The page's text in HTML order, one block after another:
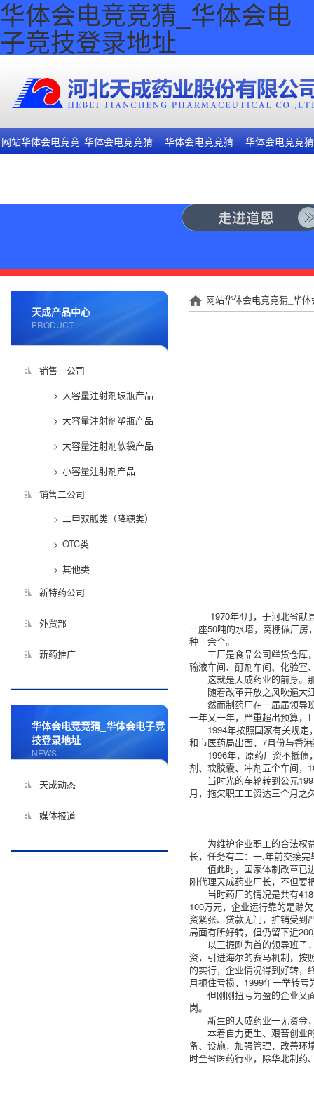
华体会电竞竞猜_华体会电
子竞技登录地址
网站华体会电竞竞 华体会电竞竞猜_
华体会电竞竞猜_
华体会电竞竞
天成产品中心
PRODUCT
销售一公司
大容量注射剂玻瓶产品
大容量注射剂塑瓶产品
大容量注射剂软袋产品
小容量注射剂产品
销售二公司
二甲双胍类（降糖类）
OTC类
其他类
新特药公司
外贸部
新药推广
华体会电竞竞猜_华体会电子竞
技登录地址
NEWS
天成动态
媒体报道
网站华体会电竞竞猜_华
1970年4月，于河北省献
一座50吨的水塔，窝棚做厂
种十余个。
工厂是食品公司鲜货仓库
输液车间、酊剂车间、化验
这就是天成药业的前身。
随着改革开放之风吹遍大
然而制药厂在一届届领导
一年又一年，严重超出预算，
1994年按照国家有关规
和市医药局出面，7月份与香
1996年，原药厂资不抵
剂、软胶囊、冲剂五个车间，
当时光的车轮转到公元
月，拖欠职工工资达三个月之
为维护企业职工的合法权
长，任务有二：一.年前交接
值此时，国家体制改革已
刚代理天成药业厂长，不但要
当时药厂的情况是共有
100万元，企业运行靠的是赊
资紧张、贷款无门，扩销受到
局面有所好转，但仍留下近
以王振刚为首的领导班子
资，引进海尔的赛马机制，按
的实行，企业情况得到好转，
月扼住亏损，1999年一举转亏
但刚刚扭亏为盈的企业又
岗。
新生的天成药业一无资
本着自力更生、艰苦创业
备、设施，加强管理，改善
时全省医药行业，除华北制药